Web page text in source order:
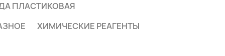
ПЛАСТИКОВАЯ
ХИМИЧЕСКИЕ РЕАГЕНТЫ